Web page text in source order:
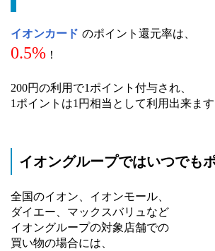
イオンカード のポイント還元率は、
0.5% ！
200円の利用で1ポイント付与され、
1ポイントは1円相当として利用出来ます
イオングループではいつでも
全国のイオン、イオンモール、
ダイエー、マックスバリュなど
イオングループの対象店舗での
買い物の場合には、